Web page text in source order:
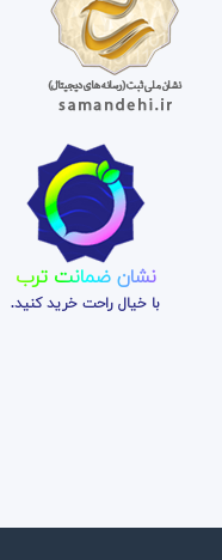
نشان ضمانت ترب
با خیال راحت خرید کنید.